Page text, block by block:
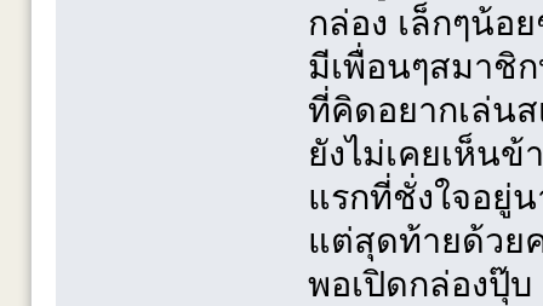
กล่อง เล็กๆน้อ
มีเพื่อนๆสมาชิ
ที่คิดอยากเล่นส
ยังไม่เคยเห็น
แรกที่ชั่งใจอยู่
แต่สุดท้ายด้วย
พอเปิดกล่องปุ๊